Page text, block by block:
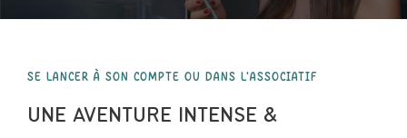
SE LANCER À SON COMPTE OU DANS L'ASSOCIATIF
UNE AVENTURE INTENSE &